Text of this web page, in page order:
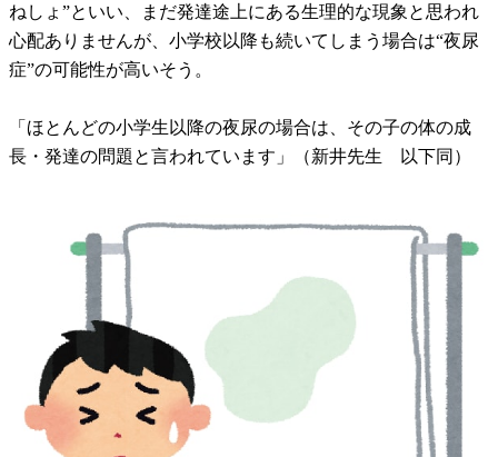
ねしょ”といい、まだ発達途上にある生理的な現象と思われ
心配ありませんが、小学校以降も続いてしまう場合は“夜尿
症”の可能性が高いそう。
「ほとんどの小学生以降の夜尿の場合は、その子の体の成
長・発達の問題と言われています」（新井先生 以下同）